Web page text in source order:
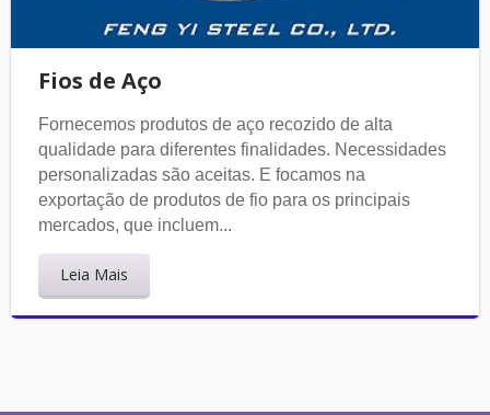
Fios de Aço
Fornecemos produtos de aço recozido de alta
qualidade para diferentes finalidades. Necessidades
personalizadas são aceitas. E focamos na
exportação de produtos de fio para os principais
mercados, que incluem...
Leia Mais